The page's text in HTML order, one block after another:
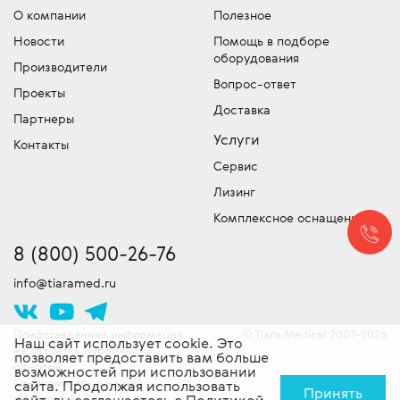
Если вы видите в каталоге какой-
медицинское оборудование –
обязательно уточняйте, что входит в эту
сумму!
Скидки!
У нас действует гибкая система
скидок, постоянно проводятся
специальные акции и действуют другие
привлекательные предложения. Следите
Отдел запчастей медицинского
оборудования
Подбор и продажа оригинальных
запчастей для медицинской техники.
Мы имеем собственный лицензированный
сервисный центр для обслуживания и
устранения неисправностей и команду
сертифицированных специалистов
выездного обслуживания техники. Работы
проводятся согласно стандартам
производителя. Доставляем
оборудование в сервисный центр -
О компании
Новости
Производители
Проекты
Партнеры
Контакты
Полезное
Помощь в подборе
оборудования
Вопрос-ответ
Доставка
Услуги
Сервис
Лизинг
Комплексное оснащение
8 (800) 500-26-76
info@tiaramed.ru
не является публичной
офертой.
Ознакомьтесь с нашей
Наш сайт использует cookie. Это
позволяет предоставить вам больше
возможностей при использовании
сайта. Продолжая использовать Принять